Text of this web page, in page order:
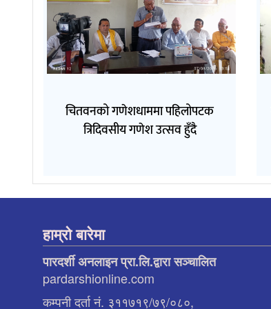
चितवनको गणेशधाममा पहिलोपटक
त्रिदिवसीय गणेश उत्सव हुँदै
हाम्रो बारेमा
पारदर्शी अनलाइन प्रा.लि.द्वारा सञ्चालित
pardarshionline.com
कम्पनी दर्ता नं. ३११७१९/७९/०८०,